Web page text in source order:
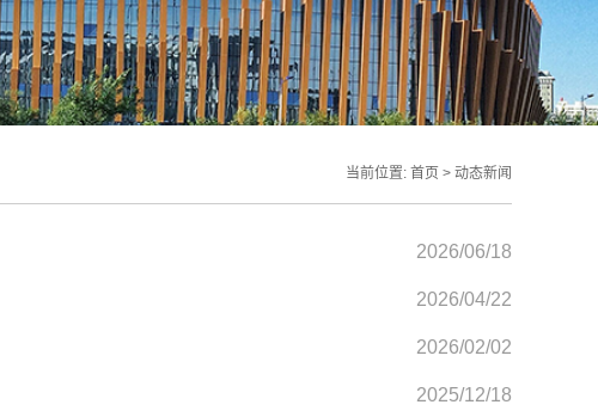
当前位置: 首页 > 动态新闻
2026/06/18
2026/04/22
2026/02/02
2025/12/18